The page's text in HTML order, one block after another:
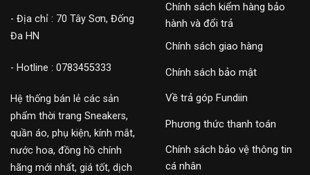
- Địa chỉ : 70 Tây Sơn, Đống
Đa HN
- Hotline : 0783455333
Hệ thống bán lẻ các sản
phẩm thời trang Sneakers,
quần áo, phụ kiện, kính mắt,
nước hoa, đồng hồ chính
hãng mới nhất, giá tốt, dịch
Chính sách kiểm hàng bảo
hành và đổi trả
Chính sách giao hàng
Chính sách bảo mật
Về trả góp Fundiin
Phương thức thanh toán
Chính sách bảo vệ thông tin
cá nhân